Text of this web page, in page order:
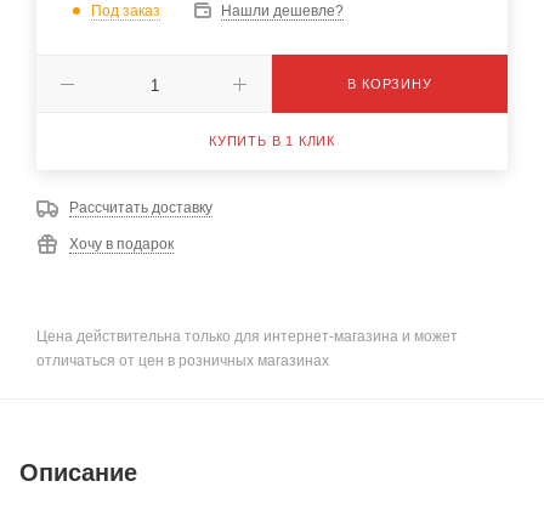
Под заказ Нашли дешевле?
В КОРЗИНУ
КУПИТЬ В 1 КЛИК
Рассчитать доставку
Хочу в подарок
Цена действительна только для интернет-магазина и может
отличаться от цен в розничных магазинах
Описание